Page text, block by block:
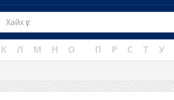
Dropdown
К Л М Н О П Р С Т У